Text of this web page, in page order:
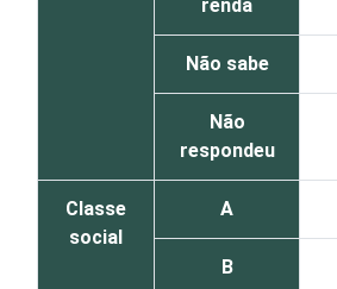
renda
Não sabe
Não
respondeu
Classe
social
A
B